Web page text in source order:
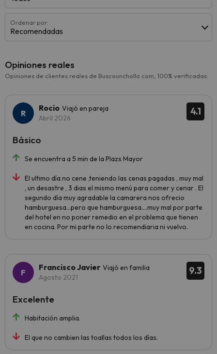
Ordenar por:
Recomendadas
Opiniones reales
Opiniones de clientes reales de Buscounchollo.com, 100% verificadas.
4.1
Rocio Viajó en pareja
Abril 2026
Se encuentra a 5 min de la Plazs Mayor
El ultimo día no cene ,teniendo las cenas pagadas , muy mal
, un desastre , 3 dias el mismo menú para comer y cenar . El
segundo día muy agradable la camarera nos ofrecio
hamburguesa...pero que hamburguesa....muy mal por parte
del hotel en no poner remedio en el problema que tienen
en cocina. Por mi parte no lo recomendiaria ni vuelvo.
Básico
9.3
Francisco Javier Viajó en familia
Agosto 2021
Habitación amplia.
El que no cambien las toallas todos los días.
Excelente